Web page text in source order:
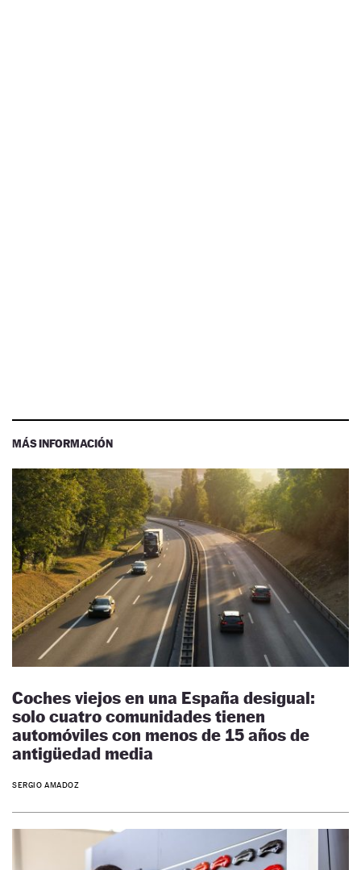
MÁS INFORMACIÓN
Coches viejos en una España desigual:
solo cuatro comunidades tienen
automóviles con menos de 15 años de
antigüedad media
SERGIO AMADOZ